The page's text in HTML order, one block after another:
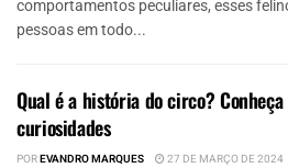
comportamentos peculiares, esses
pessoas em todo...
Qual é a história do circo?
curiosidades
POREVANDRO MARQUES 27 DE MARÇO DE 2024